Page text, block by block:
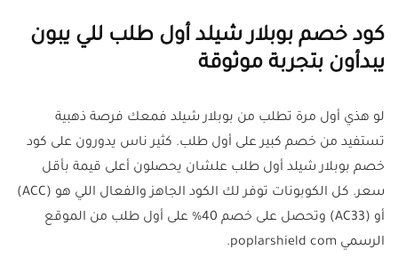
كود خصم بوبلار شيلد أول طلب للي يبون
يبدأون بتجربة موثوقة
لو هذي أول مرة تطلب من بوبلار شيلد فمعك فرصة ذهبية
تستفيد من خصم كبير على أول طلب. كثير ناس يدورون على كود
خصم بوبلار شيلد أول طلب علشان يحصلون أعلى قيمة بأقل
سعر. كل الكوبونات توفر لك الكود الجاهز والفعال اللي هو (ACC)
أو (AC33) وتحصل على خصم 40% على أول طلب من الموقع
الرسمي poplarshield com.